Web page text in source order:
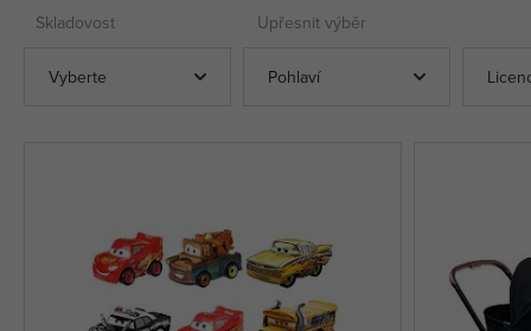
Skladovost Upřesnit výběr
Vyberte Pohlaví